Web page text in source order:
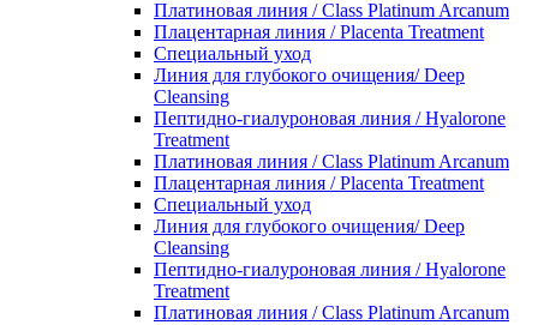
Платиновая линия / Class Platinum Arcanum
Плацентарная линия / Placenta Treatment
Специальный уход
Линия для глубокого очищения/ Deep
Cleansing
Пептидно-гиалуроновая линия / Hyalorone
Treatment
Платиновая линия / Class Platinum Arcanum
Плацентарная линия / Placenta Treatment
Специальный уход
Линия для глубокого очищения/ Deep
Cleansing
Пептидно-гиалуроновая линия / Hyalorone
Treatment
Платиновая линия / Class Platinum Arcanum